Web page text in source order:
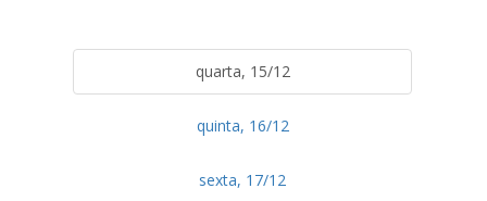
quarta, 15/12
quinta, 16/12
sexta, 17/12